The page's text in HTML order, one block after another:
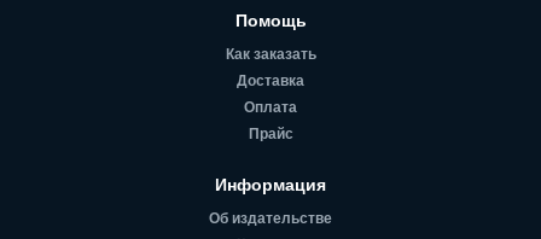
Помощь
Как заказать
Доставка
Оплата
Прайс
Информация
Об издательстве